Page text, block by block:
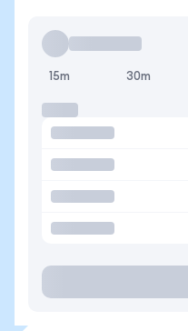
15m 30m